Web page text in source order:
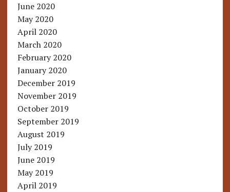
June 2020
May 2020
April 2020
March 2020
February 2020
January 2020
December 2019
November 2019
October 2019
September 2019
August 2019
July 2019
June 2019
May 2019
April 2019